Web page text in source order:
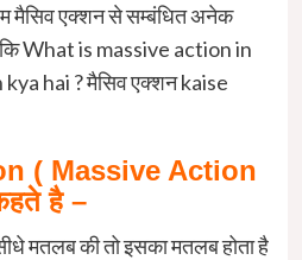
एक्शन से सम्बंधित अनेक
What is massive action in
hai ? मैसिव एक्शन kaise
( Massive Action
है –
मतलब की तो इसका मतलब होता है